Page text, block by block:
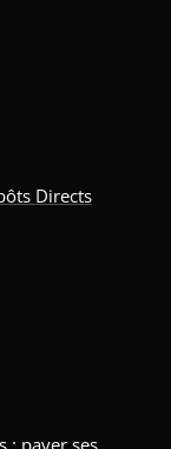
Directs
: payer ses